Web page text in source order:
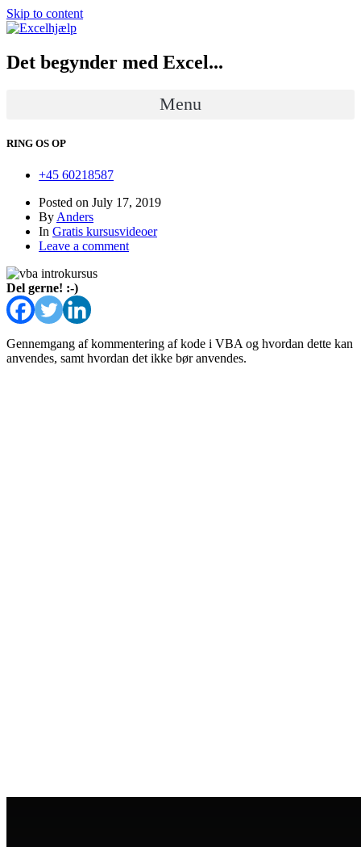
Skip to content
Det begynder med Excel...
Menu
RING OS OP
+45 60218587
Posted on July 17, 2019
By Anders
In Gratis kursusvideoer
Leave a comment
Del gerne! :-)
Gennemgang af kommentering af kode i VBA og hvordan dette kan
anvendes, samt hvordan det ikke bør anvendes.